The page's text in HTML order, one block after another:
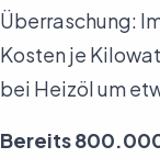
Überraschung:
Kosten je
bei Heizöl um
Bereits